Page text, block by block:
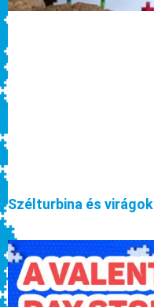
Szélturbina és virágok